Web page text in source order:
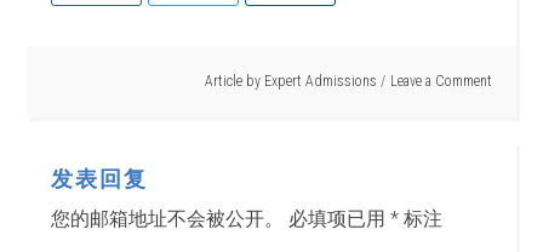
Article by Expert Admissions Leave a Comment
发表回复
您的邮箱地址不会被公开。 必填项已用* 标注